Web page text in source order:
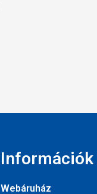
Információk
Webáruház